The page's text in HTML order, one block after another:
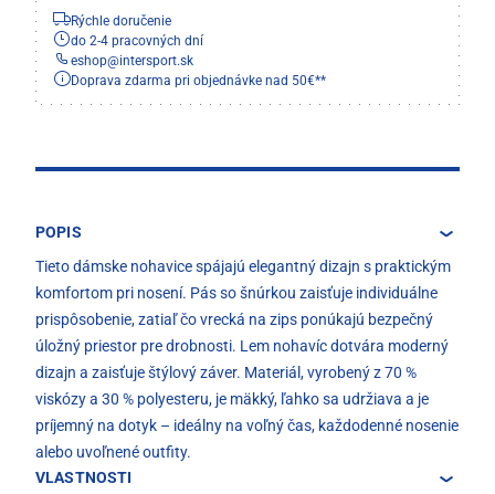
Rýchle doručenie
do 2-4 pracovných dní
eshop@intersport.sk
Doprava zdarma pri objednávke nad 50€**
POPIS
Tieto dámske nohavice spájajú elegantný dizajn s praktickým
komfortom pri nosení. Pás so šnúrkou zaisťuje individuálne
prispôsobenie, zatiaľ čo vrecká na zips ponúkajú bezpečný
úložný priestor pre drobnosti. Lem nohavíc dotvára moderný
dizajn a zaisťuje štýlový záver. Materiál, vyrobený z 70 %
viskózy a 30 % polyesteru, je mäkký, ľahko sa udržiava a je
príjemný na dotyk – ideálny na voľný čas, každodenné nosenie
alebo uvoľnené outfity.
VLASTNOSTI